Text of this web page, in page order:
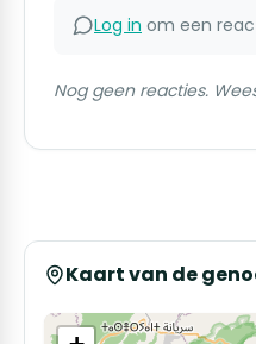
Log in om een
Nog geen reacties.
Kaart van de